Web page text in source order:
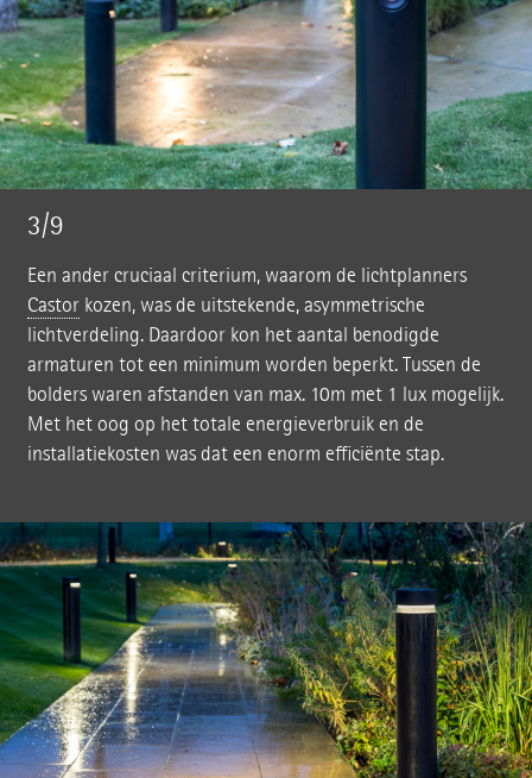
3/9
Een ander cruciaal criterium, waarom de lichtplanners
Castorkozen, was de uitstekende, asymmetrische
lichtverdeling. Daardoor kon het aantal benodigde
armaturen tot een minimum worden beperkt. Tussen de
bolders waren afstanden van max. 10m met 1 lux mogelijk.
Met het oog op het totale energieverbruik en de
installatiekosten was dat een enorm efficiënte stap.